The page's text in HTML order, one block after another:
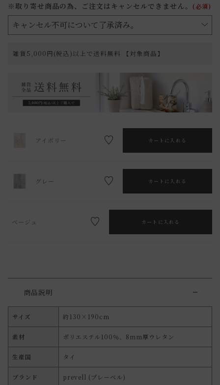
※取り寄せ商品の為、ご注文はキャンセルできません。 (必須)
雑貨5,000円(税込)以上で送料無料 【対象商品】
アイボリー カートに入れる
グレー カートに入れる
ベージュ カートに入れる
商品説明
サイズ 約130×190cm
素材 ポリエステル100％、8mm厚ウレタン
生産国 タイ
ブランド prevell (プレーベル)